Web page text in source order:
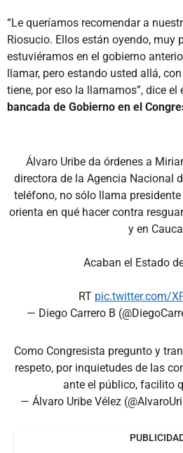
“Le queríamos recomendar a
Riosucio. Ellos están oyendo, muy
estuviéramos en el gobierno
llamar, pero estando usted allá,
tiene, por eso la llamamos”, dice el
bancada de Gobierno en el
Álvaro Uribe da órdenes a
directora de la Agencia Nacional
teléfono, no sólo llama
orienta en qué hacer contra
y en
Acaban el Estado
RT pic.twitter.com/
— Diego Carrero B
Como Congresista pregunto y
respeto, por inquietudes de las
ante el público, facilito
— Álvaro Uribe Vélez